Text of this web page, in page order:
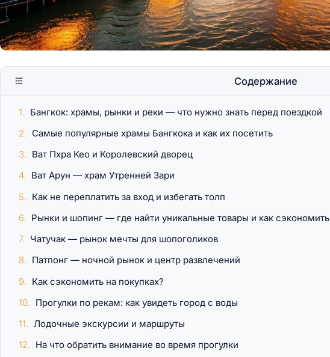
Содержание
Бангкок: храмы, рынки и реки — что нужно знать перед поездкой
Самые популярные храмы Бангкока и как их посетить
Ват Пхра Кео и Королевский дворец
Ват Арун — храм Утренней Зари
Как не переплатить за вход и избегать толп
Рынки и шопинг — где найти уникальные товары и как сэкономить
Чатучак — рынок мечты для шопоголиков
Патпонг — ночной рынок и центр развлечений
Как сэкономить на покупках?
Прогулки по рекам: как увидеть город с воды
Лодочные экскурсии и маршруты
На что обратить внимание во время прогулки